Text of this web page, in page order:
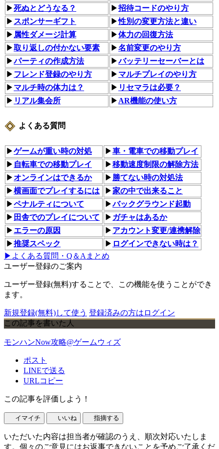
▶死ぬとどうなる？ ▶招待コードのやり方
▶ スポンサーギフト ▶性別の変更方法と違い
▶ 属性ダメージ計算 ▶体力の回復方法
▶取り返しの付かない要素 ▶名前変更のやり方
▶パーティの作成方法 ▶バッテリーセーバーとは
▶ フレンド登録のやり方 ▶ マルチプレイのやり方
▶ マルチ時の体力は？ ▶ リセマラは必要？
▶ リアル集会所 ▶ AR機能の使い方
よくある質問
▶ゲームが重い時の対処 ▶車・電車での移動プレイ
▶ 自転車での移動プレイ ▶移動速度制限の解除方法
▶オンラインはできるか ▶ 勝てない時の対処法
▶横画面でプレイするには ▶家の中で出来ること
▶ペナルティについて ▶バックグラウンド起動
▶ 田舎でのプレイについて ▶ ガチャはあるか
▶ エラーの原因 ▶ アカウント変更/連携解除
▶推奨スペック ▶ ログインできない時は？
▶よくある質問・Q＆Aまとめ
ユーザー登録のご案内
ユーザー登録(無料)することで、この機能を使うことができ
ます。
新規登録(無料)して使う 登録済みの方はログイン
この記事を書いた人
モンハンNow攻略@ゲームウィズ
ポスト
LINEで送る
URLコピー
この記事を評価しよう！
イマイチ いいね 指摘する
いただいた内容は担当者が確認のうえ、順次対応いたしま
す。個々のご意見にはお返事できないことを予めご了承くだ